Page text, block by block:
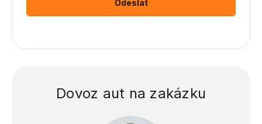
Dovoz aut na zakázku